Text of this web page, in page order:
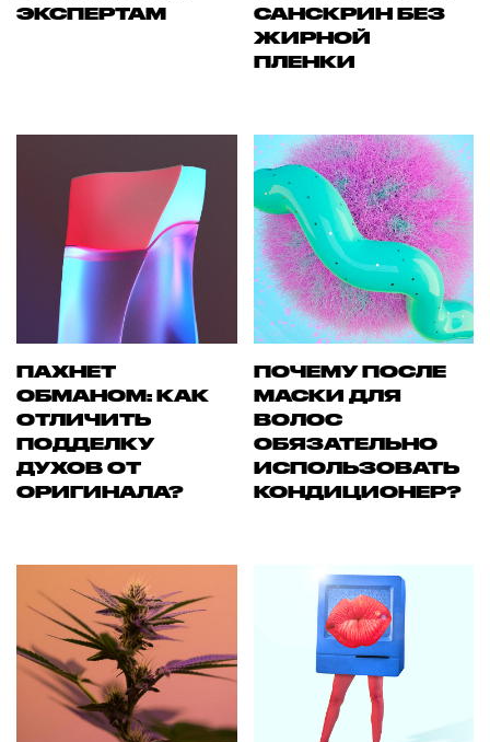
ЭКСПЕРТАМ
САНСКРИН БЕЗ
ЖИРНОЙ
ПЛЕНКИ
ПАХНЕТ
ОБМАНОМ: КАК
ОТЛИЧИТЬ
ПОДДЕЛКУ
ДУХОВ ОТ
ОРИГИНАЛА?
ПОЧЕМУ ПОСЛЕ
МАСКИ ДЛЯ
ВОЛОС
ОБЯЗАТЕЛЬНО
ИСПОЛЬЗОВАТЬ
КОНДИЦИОНЕР?